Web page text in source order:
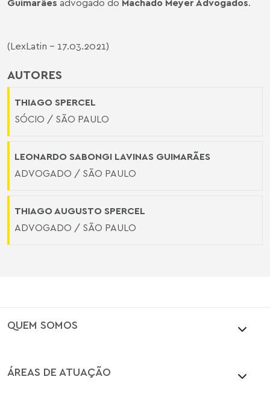
AUTORES
THIAGO SPERCEL
SÓCIO / SÃO PAULO
LEONARDO SABONGI LAVINAS GUIMARÃES
ADVOGADO / SÃO PAULO
THIAGO AUGUSTO SPERCEL
ADVOGADO / SÃO PAULO
Guimarães advogado do Machado Meyer Advogados.
(LexLatin - 17.03.2021)
QUEM SOMOS
ÁREAS DE ATUAÇÃO